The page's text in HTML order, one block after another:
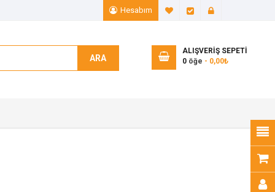
Hesabım A. Listem (0)
Ödeme
ARA
ALIŞVERIŞ SEPETI
0 öğe - 0,00₺